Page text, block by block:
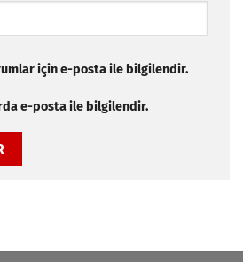
için e-posta ile bilgilendir.
e-posta ile bilgilendir.